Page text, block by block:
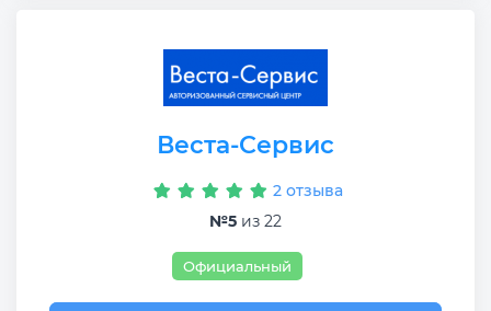
Веста-Сервис
2 отзыва
№5 из 22
Официальный